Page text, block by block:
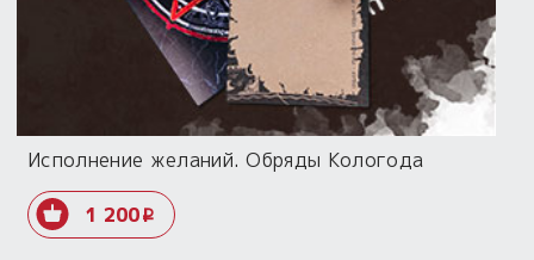
Исполнение желаний. Обряды Кологода
1 200i